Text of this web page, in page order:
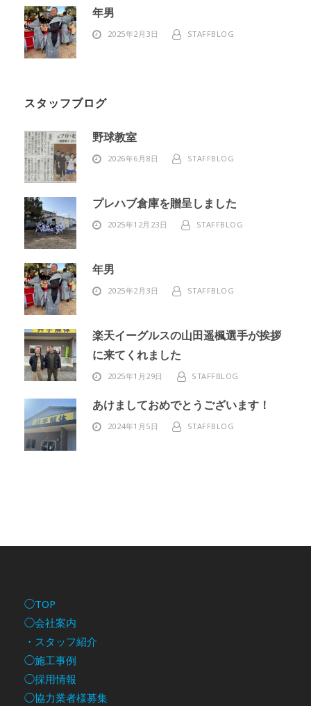
年男
2025年2月3日 STAFFBLOG
スタッフブログ
野球教室
2026年6月8日 STAFFBLOG
プレハブ倉庫を贈呈しました
2025年12月23日 STAFFBLOG
年男
2025年2月3日 STAFFBLOG
楽天イーグルスの山田遥楓選手が挨拶
に来てくれました
2025年1月29日 STAFFBLOG
あけましておめでとうございます！
2024年1月5日 STAFFBLOG
◯TOP
◯会社案内
・スタッフ紹介
◯施工事例
◯採用情報
◯協力業者様募集